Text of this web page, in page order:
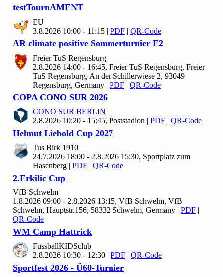
testTournAMENT
EU
3.8.2026 10:00 - 11:15 | PDF | QR-Code
AR climate positive Sommerturnier E2
Freier TuS Regensburg
2.8.2026 14:00 - 16:45, Freier TuS Regensburg, Freier
TuS Regensburg, An der Schillerwiese 2, 93049
Regensburg, Germany | PDF | QR-Code
COPA CONO SUR 2026
CONO SUR BERLIN
2.8.2026 10:20 - 15:45, Poststadion | PDF | QR-Code
Helmut Liebold Cup 2027
Tus Birk 1910
24.7.2026 18:00 - 2.8.2026 15:30, Sportplatz zum
Hasenberg | PDF | QR-Code
2.Erkilic Cup
VfB Schwelm
1.8.2026 09:00 - 2.8.2026 13:15, VfB Schwelm, VfB
Schwelm, Hauptstr.156, 58332 Schwelm, Germany | PDF |
QR-Code
WM Camp Hattrick
FussballKIDSclub
2.8.2026 10:30 - 12:30 | PDF | QR-Code
Sportfest 2026 - Ü60-Turnier